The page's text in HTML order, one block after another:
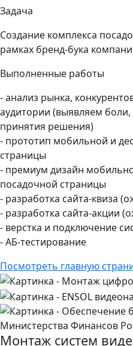
Задача
Создание комплекса
рамках бренд-бука
Выполненные работы
- анализ рынка,
аудитории (выявляем
принятия решения)
- прототип мобильной и
страницы
- премиум дизайн
посадочной страницы
- разработка сайта-квиза
- разработка сайта-акции
- верстка и подключение
- АБ-тестирование
Посмотреть главную
Монтаж систем